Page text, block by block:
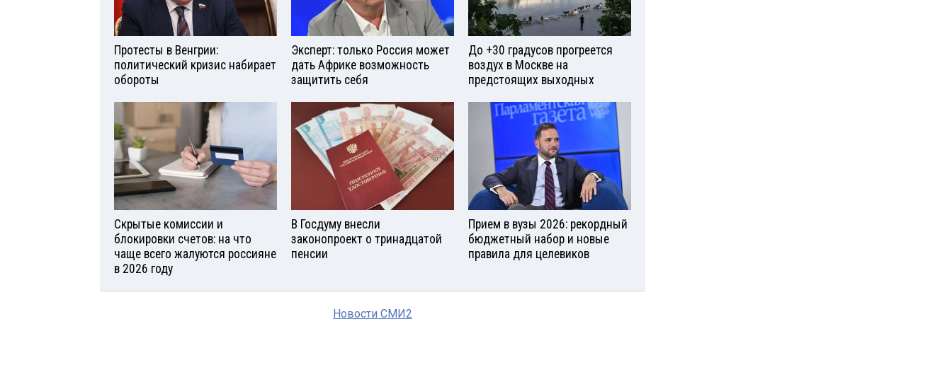
Протесты в Венгрии:
политический кризис набирает
обороты
Эксперт: только Россия может
дать Африке возможность
защитить себя
До +30 градусов прогреется
воздух в Москве на
предстоящих выходных
Скрытые комиссии и
блокировки счетов: на что
чаще всего жалуются россияне
в 2026 году
В Госдуму внесли
законопроект о тринадцатой
пенсии
Прием в вузы 2026: рекордный
бюджетный набор и новые
правила для целевиков
Новости СМИ2